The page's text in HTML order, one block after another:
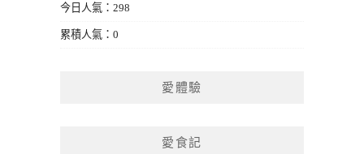
今日人氣：298
累積人氣：0
愛體驗
愛食記